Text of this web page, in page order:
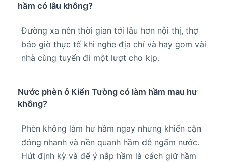
hầm có lâu không?
Đường xa nên thời gian tới lâu hơn nội thị, thợ
báo giờ thực tế khi nghe địa chỉ và hay gom vài
nhà cùng tuyến đi một lượt cho kịp.
Nước phèn ở Kiến Tường có làm hầm mau hư
không?
Phèn không làm hư hầm ngay nhưng khiến cặn
đóng nhanh và nền quanh hầm dễ ngấm nước.
Hút định kỳ và để ý nắp hầm là cách giữ hầm